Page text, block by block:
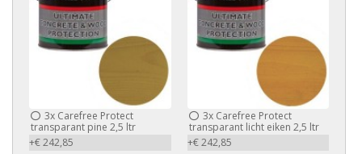
3x Carefree Protect
transparant pine 2,5 ltr
+€ 242,85
3xCarefree Protect
transparant licht eiken 2,5 ltr
+€ 242,85